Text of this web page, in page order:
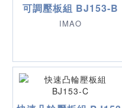
可調壓板組 BJ153-B
IMAO